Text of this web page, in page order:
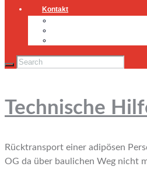
Kontakt
Technische
Rücktransport einer adipösen
OG da über baulichen Weg nicht